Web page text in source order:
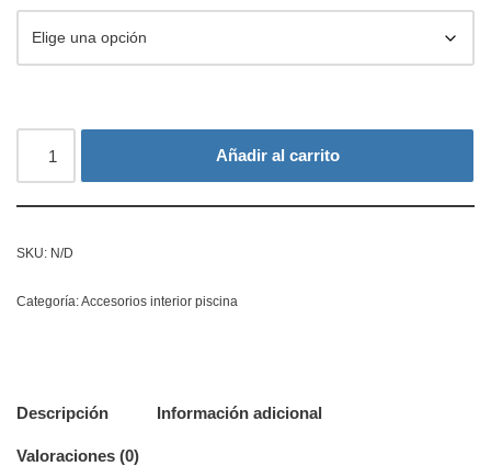
Añadir al carrito
SKU: N/D
Categoría:Accesorios interior piscina
Descripción Información adicional
Valoraciones (0)